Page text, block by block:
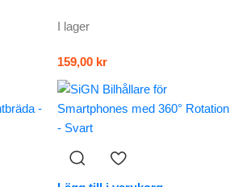
I lager
159,00 kr